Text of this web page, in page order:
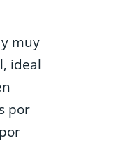
muy
ideal
por